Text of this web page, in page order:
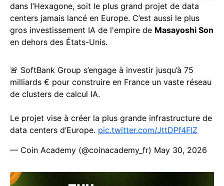
dans l’Hexagone, soit le plus grand projet de data
centers jamais lancé en Europe. C’est aussi le plus
gros investissement IA de l'empire de Masayoshi Son
en dehors des États-Unis.
🚨 SoftBank Group s’engage à investir jusqu’à 75
milliards € pour construire en France un vaste réseau
de clusters de calcul IA.
Le projet vise à créer la plus grande infrastructure de
data centers d’Europe. pic.twitter.com/JttDPf4FlZ
— Coin Academy (@coinacademy_fr) May 30, 2026